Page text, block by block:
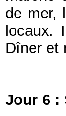
de mer,
locaux.
Dîner et
Jour 6 :